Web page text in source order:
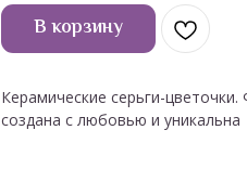
В корзину
Керамические серьги-
создана с любовью и уникальна